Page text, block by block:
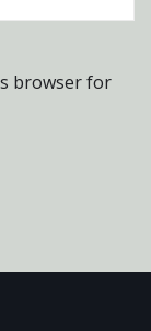
browser for